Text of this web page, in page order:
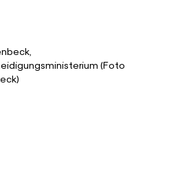
(Foto